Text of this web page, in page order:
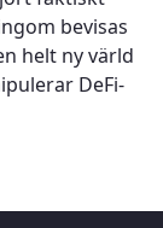
bevisas
helt ny värld
DeFi-